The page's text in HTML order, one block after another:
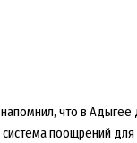
что в Адыгее
поощрений для